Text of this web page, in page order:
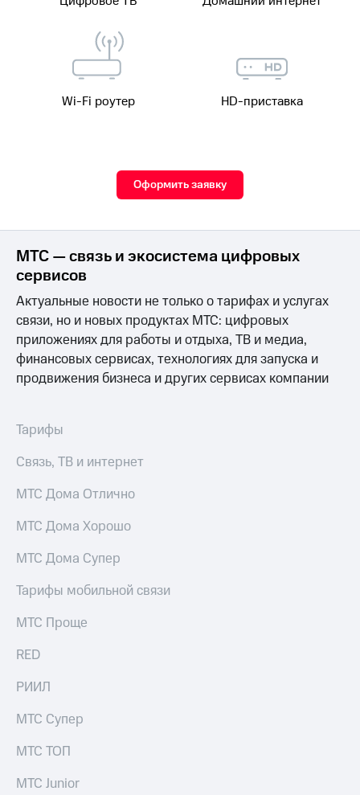
автоплатежа
Пополнить
другого
телефона
на карту
МТС Pay
по QR-
коду
за границей
Наушники
и
колонки
часы
трекеры
Умный
Все
товары
Wi-Fi роутер HD-приставка
Оформить заявку
МТС — связь и экосистема цифровых
сервисов
Актуальные новости не только о тарифах и услугах
связи, но и новых продуктах МТС: цифровых
приложениях для работы и отдыха, ТВ и медиа,
финансовых сервисах, технологиях для запуска и
продвижения бизнеса и других сервисах компании
Тарифы
Связь, ТВ и интернет
МТС Дома Отлично
МТС Дома Хорошо
МТС Дома Супер
Тарифы мобильной связи
МТС Проще
RED
РИИЛ
МТС Супер
МТС ТОП
МТС Junior